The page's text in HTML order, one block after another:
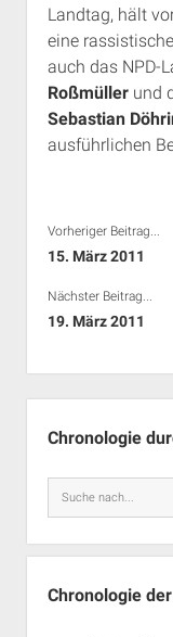
Landtag, hält
eine
auch das NPD-
Roßmüllerund
Sebastian
ausführlichen
Vorheriger Beitrag...
15. März 2011
Nächster Beitrag...
19. März 2011
Chronologie
Chronologie